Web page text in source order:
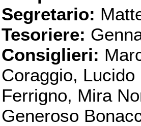
Segretario:
Tesoriere:
Consiglieri:
Coraggio,
Ferrigno, Mira
Generoso